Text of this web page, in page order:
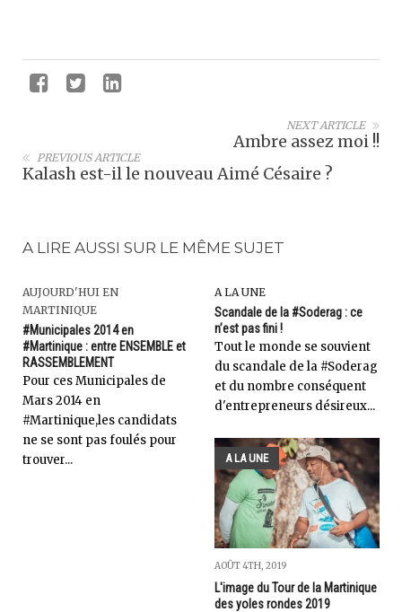
NEXT ARTICLE
Ambre assez moi !!
PREVIOUS ARTICLE
Kalash est-il le nouveau Aimé Césaire ?
A LIRE AUSSI SUR LE MÊME SUJET
AUJOURD'HUI EN
MARTINIQUE
#Municipales 2014 en
#Martinique : entre ENSEMBLE et
RASSEMBLEMENT
Pour ces Municipales de
Mars 2014 en
#Martinique,les candidats
ne se sont pas foulés pour
trouver...
A LA UNE
Scandale de la #Soderag : ce
n’est pas fini !
Tout le monde se souvient
du scandale de la #Soderag
et du nombre conséquent
d'entrepreneurs désireux...
A LA UNE
AOÛT 4TH, 2019
L'image du Tour de la Martinique
des yoles rondes 2019